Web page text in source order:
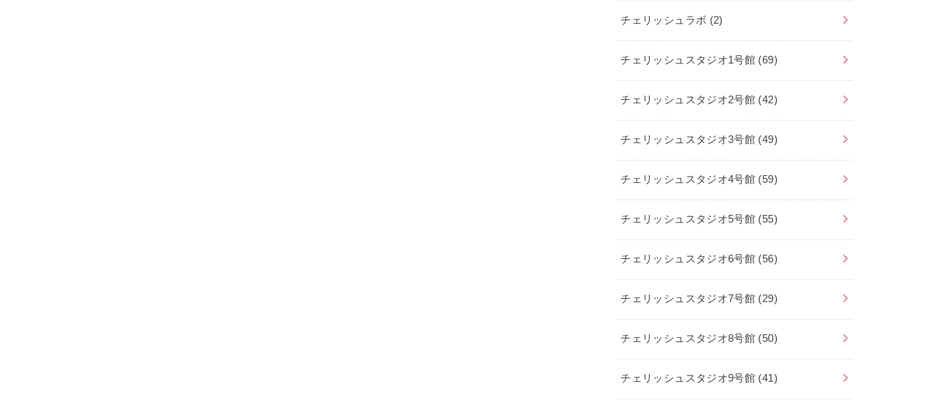
チェリッシュラボ (2)
チェリッシュスタジオ1号館 (69)
チェリッシュスタジオ2号館 (42)
チェリッシュスタジオ3号館 (49)
チェリッシュスタジオ4号館 (59)
チェリッシュスタジオ5号館 (55)
チェリッシュスタジオ6号館 (56)
チェリッシュスタジオ7号館 (29)
チェリッシュスタジオ8号館 (50)
チェリッシュスタジオ9号館 (41)